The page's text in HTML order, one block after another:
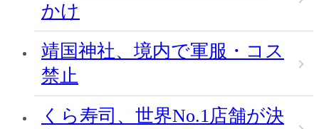
かけ
靖国神社、境内で軍服・コス
禁止
くら寿司、世界No.1店舗が決